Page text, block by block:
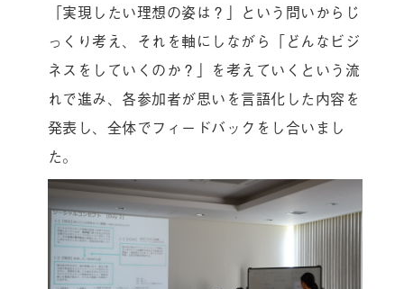
「実現したい理想の姿は？」という問いからじ
っくり考え、それを軸にしながら「どんなビジ
ネスをしていくのか？」を考えていくという流
れで進み、各参加者が思いを言語化した内容を
発表し、全体でフィードバックをし合いまし
た。